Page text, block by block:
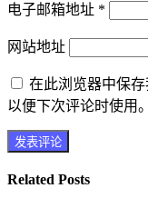
电子邮箱地址 *
网站地址
在此浏览器中保存
以便下次评论时使用。
Related Posts